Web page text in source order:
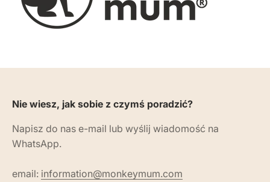
Nie wiesz, jak sobie z czymś poradzić?
Napisz do nas e-mail lub wyślij wiadomość na
WhatsApp.
email: information@monkeymum.com